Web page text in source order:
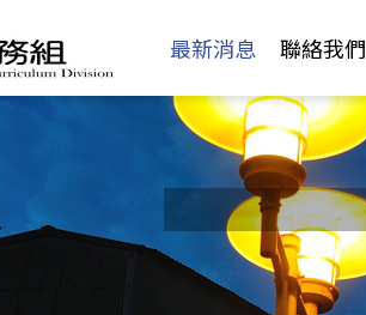
最新消息 聯絡我們